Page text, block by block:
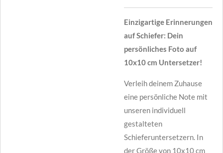
Einzigartige Erinnerungen
auf Schiefer: Dein
persönliches Foto auf
10x10 cm Untersetzer!
Verleih deinem Zuhause
eine persönliche Note mit
unseren individuell
gestalteten
Schieferuntersetzern. In
der Größe von 10x10 cm